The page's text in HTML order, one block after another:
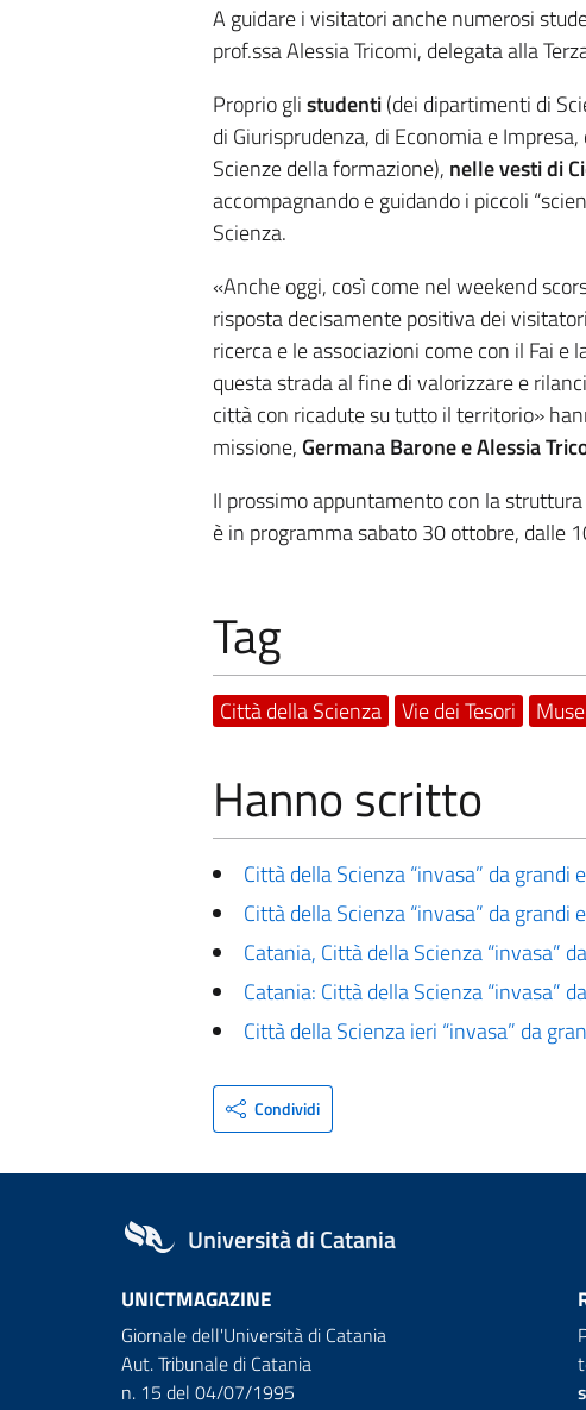
A guidare i visitatori anche numerosi
prof.ssa Alessia Tricomi, delegata alla
Proprio glistudenti(dei dipartimenti di
di Giurisprudenza, di Economia e
Scienze della formazione), nelle vesti di
accompagnando e guidando i piccoli
Scienza.
«Anche oggi, così come nel weekend
risposta decisamente positiva dei
ricerca e le associazioni come con il Fai e
questa strada al fine di valorizzare e
città con ricadute su tutto il territorio»
missione, Germana Barone e Alessia
Il prossimo appuntamento con la
è in programma sabato 30 ottobre, dalle
Tag
Città della Scienza Vie dei Tesori
Hanno scritto
Città della Scienza “invasa” da grandi
Città della Scienza “invasa” da grandi
Catania, Città della Scienza “invasa”
Catania: Città della Scienza “invasa”
Città della Scienza ieri “invasa” da
Condividi
Università di Catania
UNICTMAGAZINE
Giornale dell'Università di Catania
Aut. Tribunale di Catania
n. 15 del 04/07/1995